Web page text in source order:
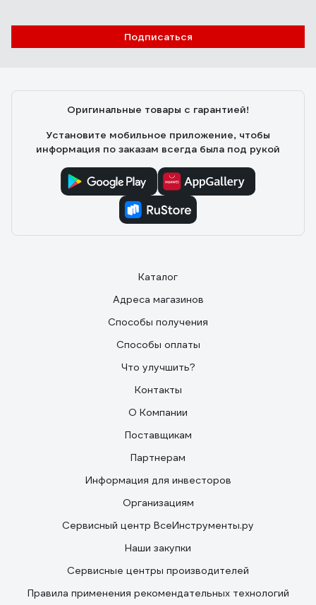
Подписаться
Оригинальные товары с гарантией!
Установите мобильное приложение, чтобы
информация по заказам всегда была под рукой
Каталог
Адреса магазинов
Способы получения
Способы оплаты
Что улучшить?
Контакты
О Компании
Поставщикам
Партнерам
Информация для инвесторов
Организациям
Сервисный центр ВсеИнструменты.ру
Наши закупки
Сервисные центры производителей
Правила применения рекомендательных технологий